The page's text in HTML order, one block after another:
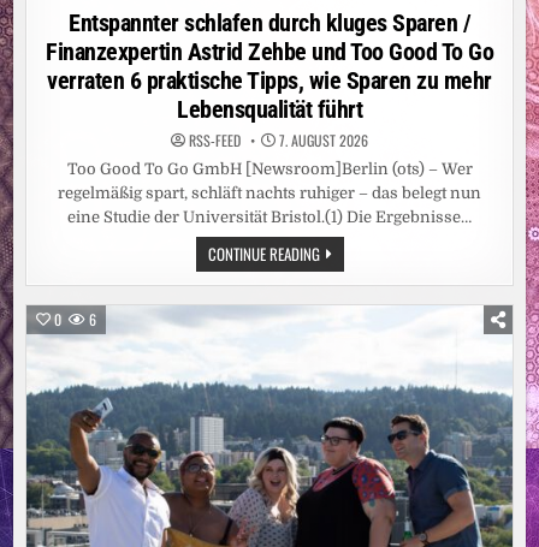
in
Entspannter schlafen durch kluges Sparen /
Finanzexpertin Astrid Zehbe und Too Good To Go
verraten 6 praktische Tipps, wie Sparen zu mehr
Lebensqualität führt
RSS-FEED 7. AUGUST 2026
Too Good To Go GmbH [Newsroom]Berlin (ots) – Wer
regelmäßig spart, schläft nachts ruhiger – das belegt nun
eine Studie der Universität Bristol.(1) Die Ergebnisse…
CONTINUE READINGENTSPANNTER
SCHLAFEN
DURCH
ZEHBE
UND
TOO
GOOD
TO
GO
VERRATEN
6
PRAKTISCHE
0 6